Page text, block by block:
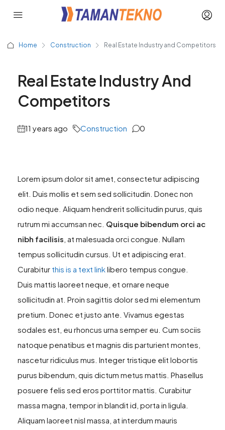
Home Construction Real Estate Industry and Competitors
Real Estate Industry And
Competitors
11 years ago Construction 0
Lorem ipsum dolor sit amet, consectetur adipiscing
elit. Duis mollis et sem sed sollicitudin. Donec non
odio neque. Aliquam hendrerit sollicitudin purus, quis
rutrum mi accumsan nec. Quisque bibendum orci ac
nibh facilisis , at malesuada orci congue. Nullam
tempus sollicitudin cursus. Ut et adipiscing erat.
Curabitur this is a text linklibero tempus congue.
Duis mattis laoreet neque, et ornare neque
sollicitudin at. Proin sagittis dolor sed mi elementum
pretium. Donec et justo ante. Vivamus egestas
sodales est, eu rhoncus urna semper eu. Cum sociis
natoque penatibus et magnis dis parturient montes,
nascetur ridiculus mus. Integer tristique elit lobortis
purus bibendum, quis dictum metus mattis. Phasellus
posuere felis sed eros porttitor mattis. Curabitur
massa magna, tempor in blandit id, porta in ligula.
Aliquam laoreet nisl massa, at interdum mauris